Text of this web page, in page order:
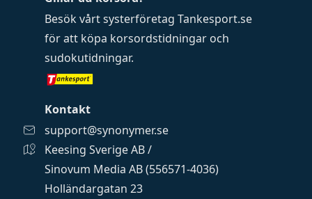
Besök vårt systerföretag Tankesport.se
för att köpa korsordstidningar och
sudokutidningar.
Kontakt
support@synonymer.se
Keesing Sverige AB /
Sinovum Media AB (556571-4036)
Holländargatan 23